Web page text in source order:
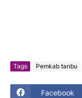
Tags Pemkab tanbu
Facebook